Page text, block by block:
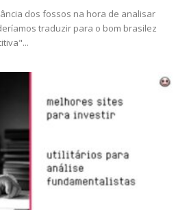
dos fossos na hora de analisar
traduzir para o bom brasilez